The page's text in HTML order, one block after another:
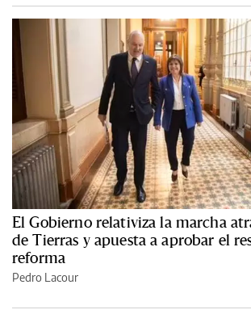
El Gobierno relativiza la marcha
de Tierras y apuesta a aprobar el
reforma
Pedro Lacour